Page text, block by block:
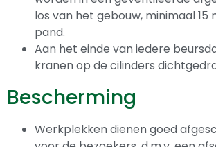
los van het gebouw, minimaal
pand.
Aan het einde van iedere
kranen op de cilinders
Bescherming
Werkplekken dienen goed